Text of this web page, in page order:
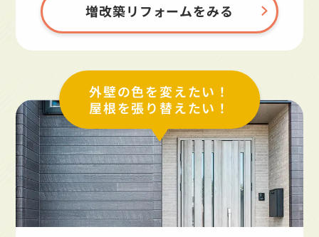
増改築リフォームをみる
外壁の色を変えたい！
屋根を張り替えたい！